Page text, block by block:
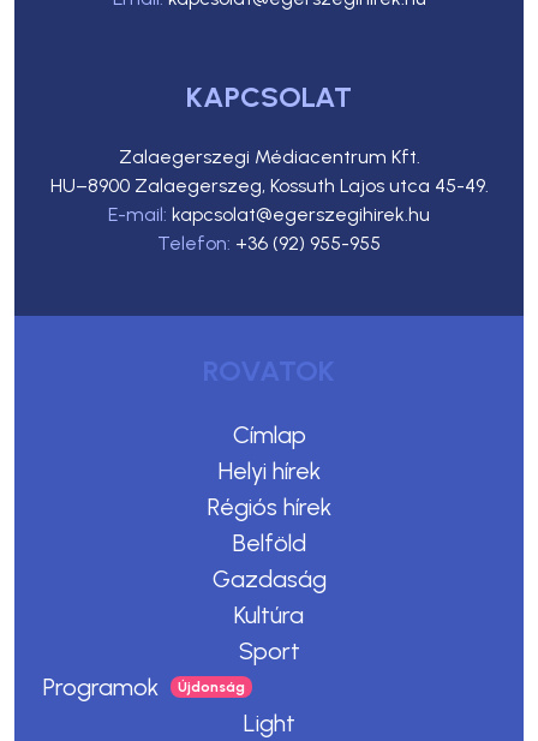
KAPCSOLAT
Zalaegerszegi Médiacentrum Kft.
HU–8900 Zalaegerszeg, Kossuth Lajos utca 45-49.
E-mail: kapcsolat@egerszegihirek.hu
Telefon: +36 (92) 955-955
ROVATOK
Címlap
Helyi hírek
Régiós hírek
Belföld
Gazdaság
Kultúra
Sport
Programok
Light